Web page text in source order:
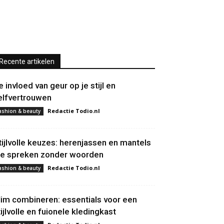
Recente artikelen
invloed van geur op je stijl en
& beauty Redactie Todio.nl
keuzes: herenjassen en mantels
spreken zonder woorden
& beauty Redactie Todio.nl
combineren: essentials voor een
en fuionele kledingkast